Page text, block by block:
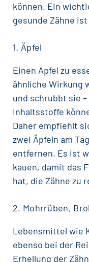
können. Ein
gesunde Zähne
1. Äpfel
Einen Apfel zu
ähnliche Wirkung
und schrubbt sie
Inhaltsstoffe
Daher empfiehlt
zwei Äpfeln am
entfernen. Es ist
kauen, damit das
hat, die Zähne zu
2. Mohrrüben,
Lebensmittel wie
ebenso bei der
Erhellung der